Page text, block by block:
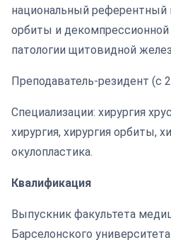
национальный референтный
орбиты и декомпрессионной
патологии щитовидной
Преподаватель-резидент (с
Специализации: хирургия
хирургия, хирургия орбиты,
окулопластика.
Квалификация
Выпускник факультета
Барселонского